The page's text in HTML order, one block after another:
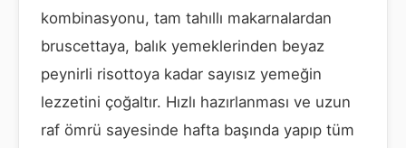
kombinasyonu, tam tahıllı makarnalardan
bruscettaya, balık yemeklerinden beyaz
peynirli risottoya kadar sayısız yemeğin
lezzetini çoğaltır. Hızlı hazırlanması ve uzun
raf ömrü sayesinde hafta başında yapıp tüm